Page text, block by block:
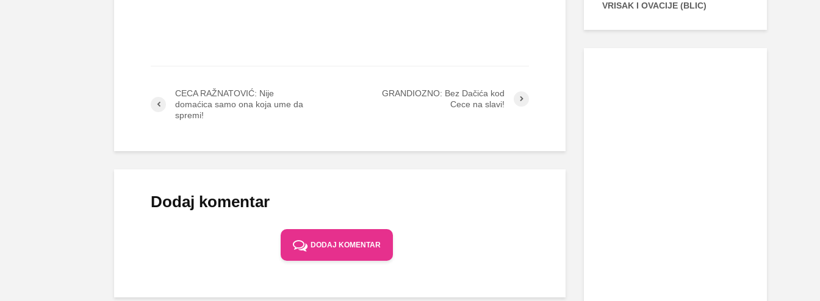
CECA RAŽNATOVIĆ: Nije
domaćica samo ona koja ume da
spremi!
GRANDIOZNO: Bez Dačića kod
Cece na slavi!
Dodaj komentar
DODAJ KOMENTAR
VRISAK I OVACIJE (BLIC)